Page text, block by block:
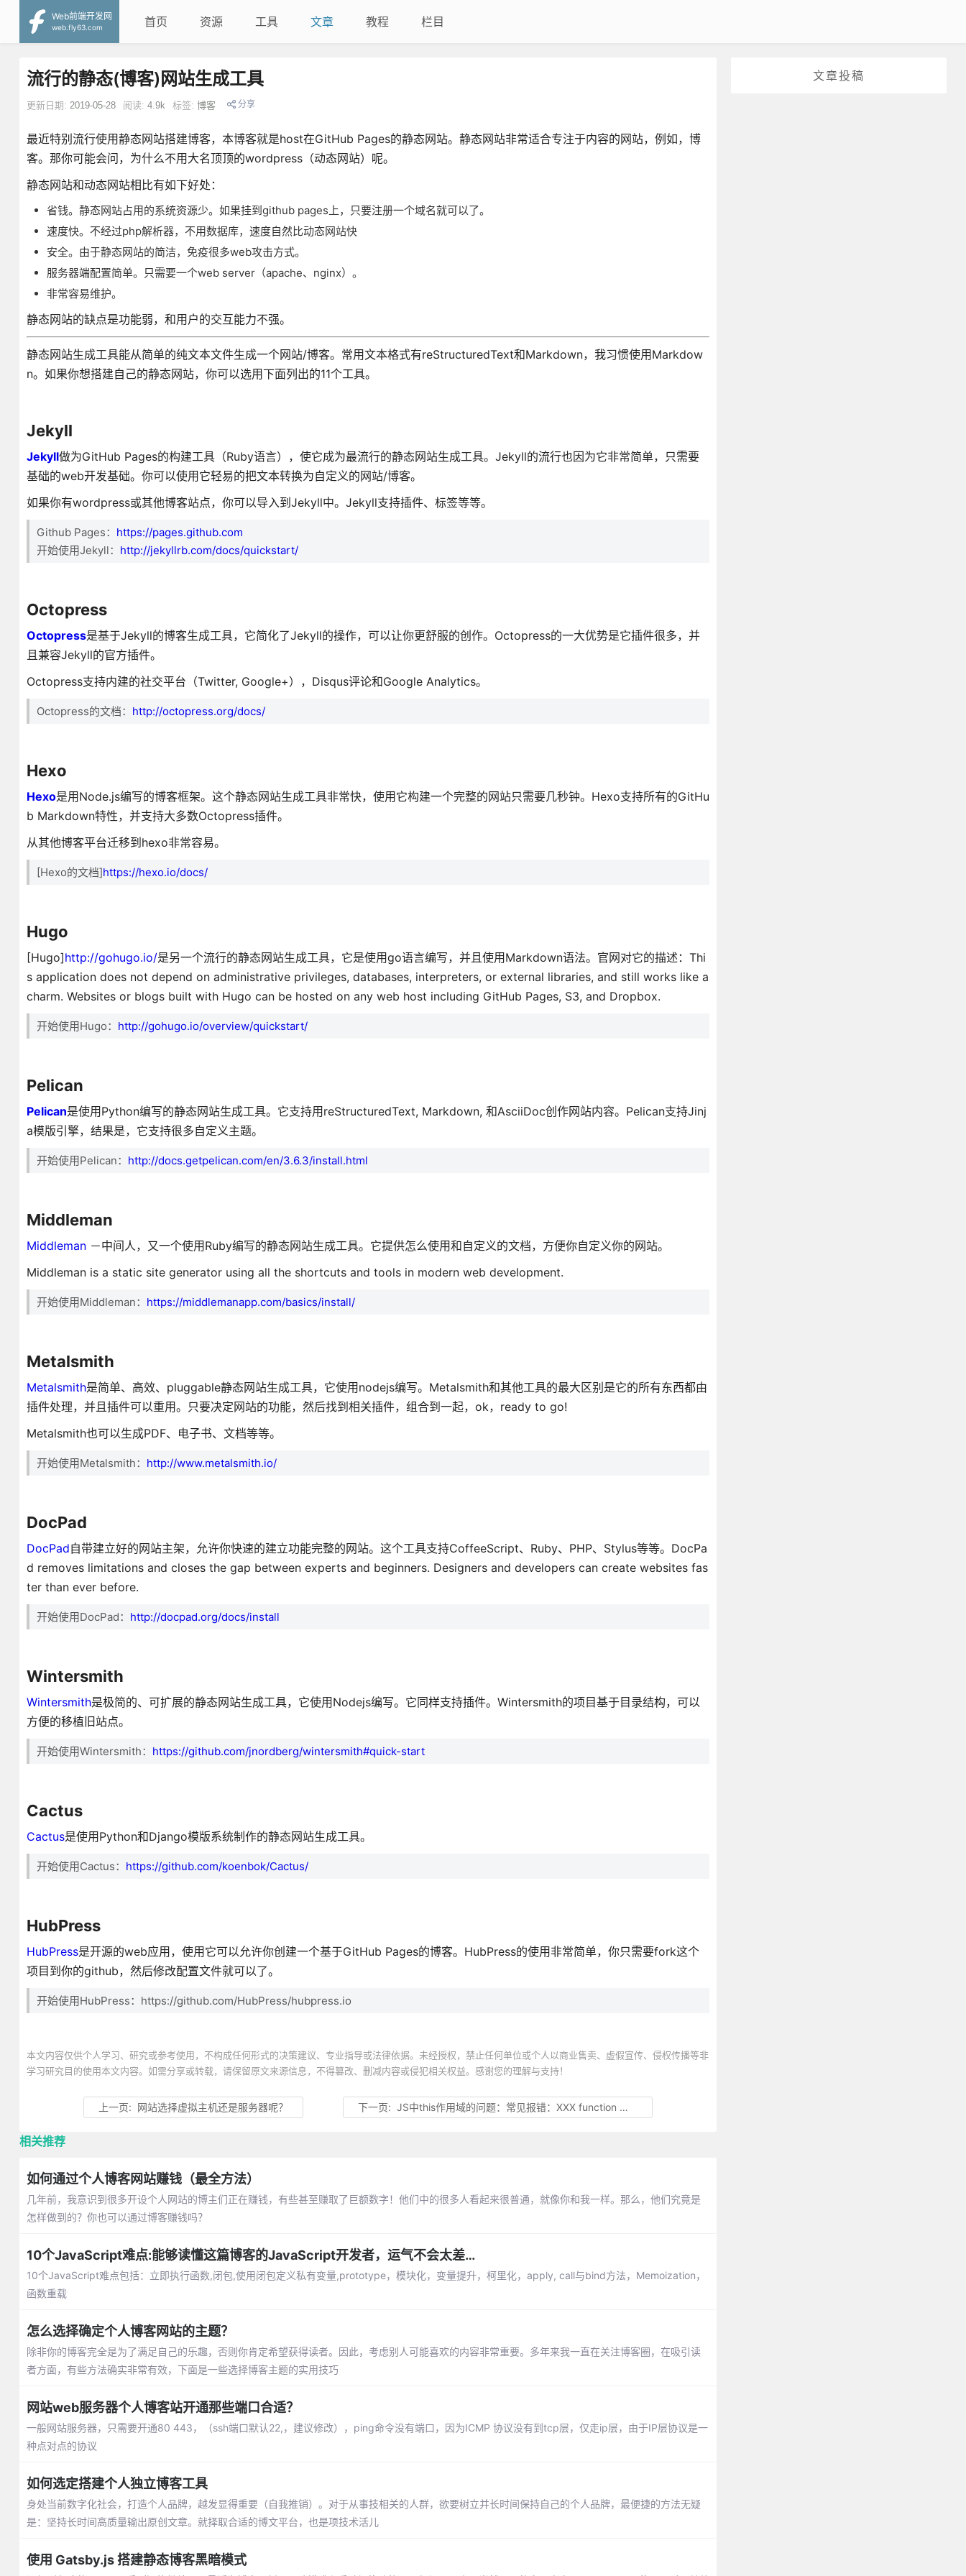
Web前端开发网
web.fly63.com
首页 资源 工具 文章 教程 栏目
文章投稿
流行的静态(博客)网站生成工具
更新日期: 2019-05-28 阅读: 4.9k 标签: 博客 分享
最近特别流行使用静态网站搭建博客，本博客就是host在GitHub Pages的静态网站。静态网站非常适合专注于内容的网站，例如，博
客。那你可能会问，为什么不用大名顶顶的wordpress（动态网站）呢。
静态网站和动态网站相比有如下好处：
省钱。静态网站占用的系统资源少。如果挂到github pages上，只要注册一个域名就可以了。
速度快。不经过php解析器，不用数据库，速度自然比动态网站快
安全。由于静态网站的简洁，免疫很多web攻击方式。
服务器端配置简单。只需要一个web server（apache、nginx）。
非常容易维护。
静态网站的缺点是功能弱，和用户的交互能力不强。
静态网站生成工具能从简单的纯文本文件生成一个网站/博客。常用文本格式有reStructuredText和Markdown，我习惯使用Markdow
n。如果你想搭建自己的静态网站，你可以选用下面列出的11个工具。
Jekyll
Jekyll做为GitHub Pages的构建工具（Ruby语言），使它成为最流行的静态网站生成工具。Jekyll的流行也因为它非常简单，只需要
基础的web开发基础。你可以使用它轻易的把文本转换为自定义的网站/博客。
如果你有wordpress或其他博客站点，你可以导入到Jekyll中。Jekyll支持插件、标签等等。
Github Pages： https://pages.github.com
开始使用Jekyll： http://jekyllrb.com/docs/quickstart/
Octopress
Octopress是基于Jekyll的博客生成工具，它简化了Jekyll的操作，可以让你更舒服的创作。Octopress的一大优势是它插件很多，并
且兼容Jekyll的官方插件。
Octopress支持内建的社交平台（Twitter, Google+），Disqus评论和Google Analytics。
Octopress的文档： http://octopress.org/docs/
Hexo
Hexo是用Node.js编写的博客框架。这个静态网站生成工具非常快，使用它构建一个完整的网站只需要几秒钟。Hexo支持所有的GitHu
b Markdown特性，并支持大多数Octopress插件。
从其他博客平台迁移到hexo非常容易。
[Hexo的文档]https://hexo.io/docs/
Hugo
[Hugo]http://gohugo.io/是另一个流行的静态网站生成工具，它是使用go语言编写，并且使用Markdown语法。官网对它的描述：Thi
s application does not depend on administrative privileges, databases, interpreters, or external libraries, and still works like a
charm. Websites or blogs built with Hugo can be hosted on any web host including GitHub Pages, S3, and Dropbox.
开始使用Hugo： http://gohugo.io/overview/quickstart/
Pelican
Pelican是使用Python编写的静态网站生成工具。它支持用reStructuredText, Markdown, 和AsciiDoc创作网站内容。Pelican支持Jinj
a模版引擎，结果是，它支持很多自定义主题。
开始使用Pelican： http://docs.getpelican.com/en/3.6.3/install.html
Middleman
Middleman－中间人，又一个使用Ruby编写的静态网站生成工具。它提供怎么使用和自定义的文档，方便你自定义你的网站。
Middleman is a static site generator using all the shortcuts and tools in modern web development.
开始使用Middleman： https://middlemanapp.com/basics/install/
Metalsmith
Metalsmith是简单、高效、pluggable静态网站生成工具，它使用nodejs编写。Metalsmith和其他工具的最大区别是它的所有东西都由
插件处理，并且插件可以重用。只要决定网站的功能，然后找到相关插件，组合到一起，ok，ready to go!
Metalsmith也可以生成PDF、电子书、文档等等。
开始使用Metalsmith： http://www.metalsmith.io/
DocPad
DocPad自带建立好的网站主架，允许你快速的建立功能完整的网站。这个工具支持CoffeeScript、Ruby、PHP、Stylus等等。DocPa
d removes limitations and closes the gap between experts and beginners. Designers and developers can create websites fas
ter than ever before.
开始使用DocPad： http://docpad.org/docs/install
Wintersmith
Wintersmith是极简的、可扩展的静态网站生成工具，它使用Nodejs编写。它同样支持插件。Wintersmith的项目基于目录结构，可以
方便的移植旧站点。
开始使用Wintersmith： https://github.com/jnordberg/wintersmith#quick-start
Cactus
Cactus是使用Python和Django模版系统制作的静态网站生成工具。
开始使用Cactus： https://github.com/koenbok/Cactus/
HubPress
HubPress是开源的web应用，使用它可以允许你创建一个基于GitHub Pages的博客。HubPress的使用非常简单，你只需要fork这个
项目到你的github，然后修改配置文件就可以了。
开始使用HubPress：https://github.com/HubPress/hubpress.io
本文内容仅供个人学习、研究或参考使用，不构成任何形式的决策建议、专业指导或法律依据。未经授权，禁止任何单位或个人以商业售卖、虚假宣传、侵权传播等非
学习研究目的使用本文内容。如需分享或转载，请保留原文来源信息，不得篡改、删减内容或侵犯相关权益。感谢您的理解与支持！
上一页: 网站选择虚拟主机还是服务器呢？ 下一页:JS中this作用域的问题：常见报错：XXX function 或者变量 未定义
相关推荐
如何通过个人博客网站赚钱（最全方法）
几年前，我意识到很多开设个人网站的博主们正在赚钱，有些甚至赚取了巨额数字！他们中的很多人看起来很普通，就像你和我一样。那么，他们究竟是
怎样做到的？你也可以通过博客赚钱吗？
10个JavaScript难点:能够读懂这篇博客的JavaScript开发者，运气不会太差…
10个JavaScript难点包括：立即执行函数,闭包,使用闭包定义私有变量,prototype，模块化，变量提升，柯里化，apply, call与bind方法，Memoization，
函数重载
怎么选择确定个人博客网站的主题？
除非你的博客完全是为了满足自己的乐趣，否则你肯定希望获得读者。因此，考虑别人可能喜欢的内容非常重要。多年来我一直在关注博客圈，在吸引读
者方面，有些方法确实非常有效，下面是一些选择博客主题的实用技巧
网站web服务器个人博客站开通那些端口合适？
一般网站服务器，只需要开通80 443，（ssh端口默认22,，建议修改），ping命令没有端口，因为ICMP 协议没有到tcp层，仅走ip层，由于IP层协议是一
种点对点的协议
如何选定搭建个人独立博客工具
身处当前数字化社会，打造个人品牌，越发显得重要（自我推销）。对于从事技相关的人群，欲要树立并长时间保持自己的个人品牌，最便捷的方法无疑
是：坚持长时间高质量输出原创文章。就择取合适的博文平台，也是项技术活儿
使用 Gatsby.js 搭建静态博客黑暗模式